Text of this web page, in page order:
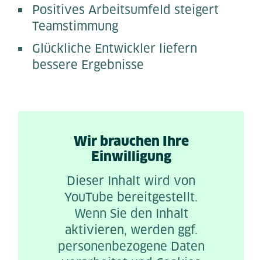
Positives Arbeitsumfeld steigert
Teamstimmung
Glückliche Entwickler liefern
bessere Ergebnisse
Wir brauchen Ihre
Einwilligung
Dieser Inhalt wird von
YouTube bereitgestellt.
Wenn Sie den Inhalt
aktivieren, werden ggf.
personenbezogene Daten